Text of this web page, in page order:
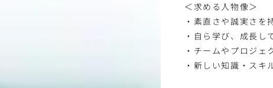
＜求める人物像＞
・素直さや誠実さを
・自ら学び、成長し
・チームやプロジ
・新しい知識・スキ